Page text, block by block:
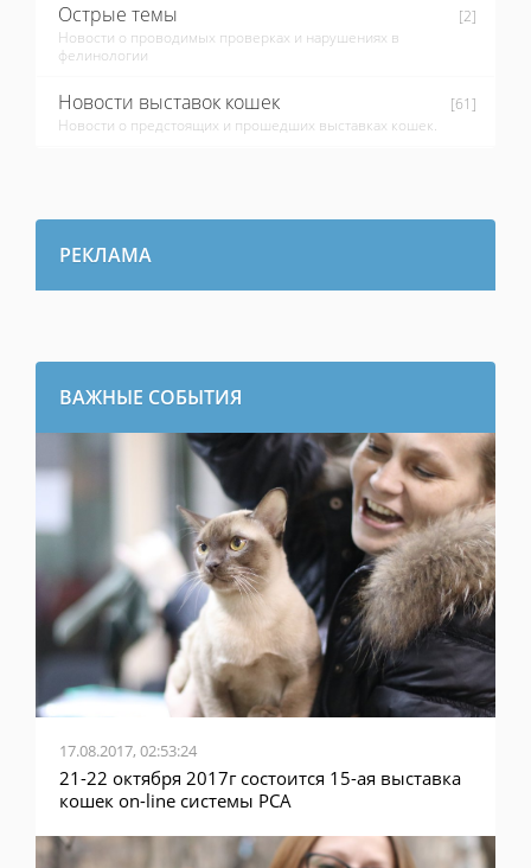
Острые темы
[2]
Новости о проводимых проверках и нарушениях в
фелинологии
Новости выставок кошек
[61]
Новости о предстоящих и прошедших выставках кошек.
РЕКЛАМА
ВАЖНЫЕ СОБЫТИЯ
17.08.2017, 02:53:24
21-22 октября 2017г состоится 15-ая выставка
кошек on-line системы PCA